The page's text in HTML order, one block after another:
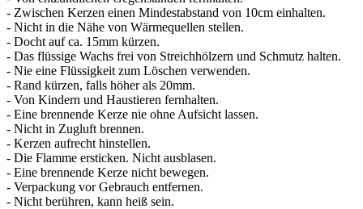
- Zwischen Kerzen einen Mindestabstand von 10cm einhalten.
- Nicht in die Nähe von Wärmequellen stellen.
- Docht auf ca. 15mm kürzen.
- Das flüssige Wachs frei von Streichhölzern und Schmutz halten.
- Nie eine Flüssigkeit zum Löschen verwenden.
- Rand kürzen, falls höher als 20mm.
- Von Kindern und Haustieren fernhalten.
- Eine brennende Kerze nie ohne Aufsicht lassen.
- Nicht in Zugluft brennen.
- Kerzen aufrecht hinstellen.
- Die Flamme ersticken. Nicht ausblasen.
- Eine brennende Kerze nicht bewegen.
- Verpackung vor Gebrauch entfernen.
- Nicht berühren, kann heiß sein.